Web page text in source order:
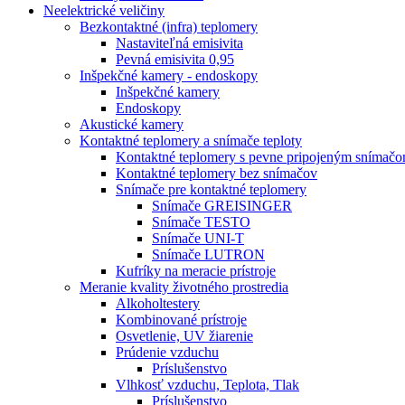
Neelektrické veličiny
Bezkontaktné (infra) teplomery
Nastaviteľná emisivita
Pevná emisivita 0,95
Inšpekčné kamery - endoskopy
Inšpekčné kamery
Endoskopy
Akustické kamery
Kontaktné teplomery a snímače teploty
Kontaktné teplomery s pevne pripojeným
Kontaktné teplomery bez snímačov
Snímače pre kontaktné teplomery
Snímače GREISINGER
Snímače TESTO
Snímače UNI-T
Snímače LUTRON
Kufríky na meracie prístroje
Meranie kvality životného prostredia
Alkoholtestery
Kombinované prístroje
Osvetlenie, UV žiarenie
Prúdenie vzduchu
Príslušenstvo
Vlhkosť vzduchu, Teplota, Tlak
Príslušenstvo